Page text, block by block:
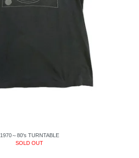
1970～80's TURNTABLE
SOLD OUT